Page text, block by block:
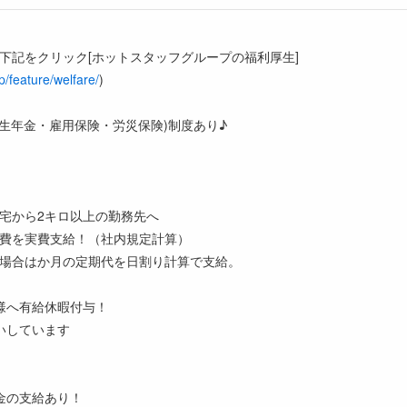
記をクリック[ホットスタッフグループの福利厚生]
feature/welfare/)
年金・雇用保険・労災保険)制度あり♪
から2キロ以上の勤務先へ
を実費支給！（社内規定計算）
合はか月の定期代を日割り計算で支給。
有給休暇付与！
しています
支給あり！